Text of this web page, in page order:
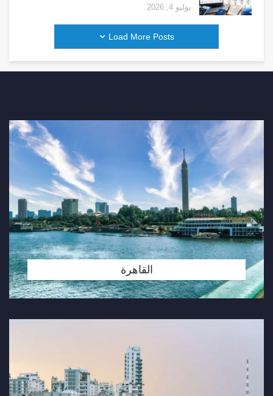
يوليو 4, 2026
Load More Posts
القاهرة